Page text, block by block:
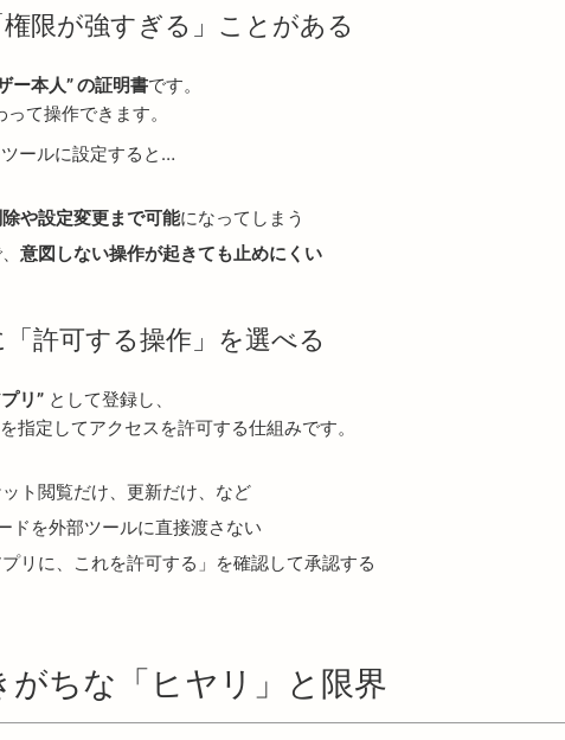
限が強すぎる」ことがある
ー本人” の証明書です。
て操作できます。
ールに設定すると…
や設定変更まで可能になってしまう
意図しない操作が起きても止めにくい
許可する操作」を選べる
リ” として登録し、
を指定してアクセスを許可する仕組みです。
ット閲覧だけ、更新だけ、など
ドを外部ツールに直接渡さない
リに、これを許可する」を確認して承認する
がちな「ヒヤリ」と限界